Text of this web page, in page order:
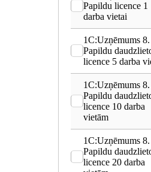
Papildu licence 1
darba vietai
1C:Uzņēmums 8.
Papildu
licence 5 darba
1C:Uzņēmums 8.
Papildu
licence 10 darba
vietām
1C:Uzņēmums 8.
Papildu
licence 20 darba